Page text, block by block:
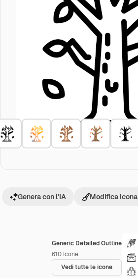
Generic Detailed Outline
610 Icone
Vedi tutte le icone
Genera con l'IA Modifica icona